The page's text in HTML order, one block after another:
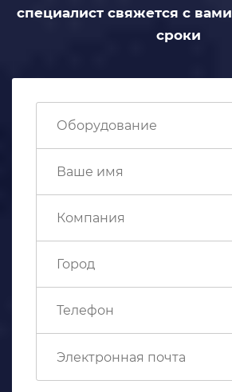
специалист свяжется с вами
сроки